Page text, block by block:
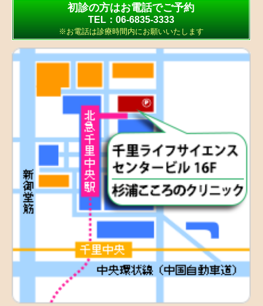
初診の方はお電話でご予約
TEL：06-6835-3333
※お電話は診療時間内にお願いいたします